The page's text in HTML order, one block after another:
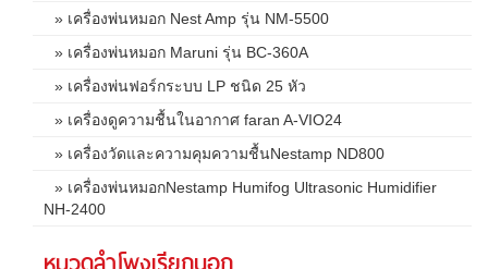
» เครื่องพ่นหมอก Nest Amp รุ่น NM-5500
» เครื่องพ่นหมอก Maruni รุ่น BC-360A
» เครื่องพ่นฟอร์กระบบ LP ชนิด 25 หัว
» เครื่องดูความชื้นในอากาศ faran A-VIO24
» เครื่องวัดและความคุมความชื้นNestamp ND800
» เครื่องพ่นหมอกNestamp Humifog Ultrasonic Humidifier
NH-2400